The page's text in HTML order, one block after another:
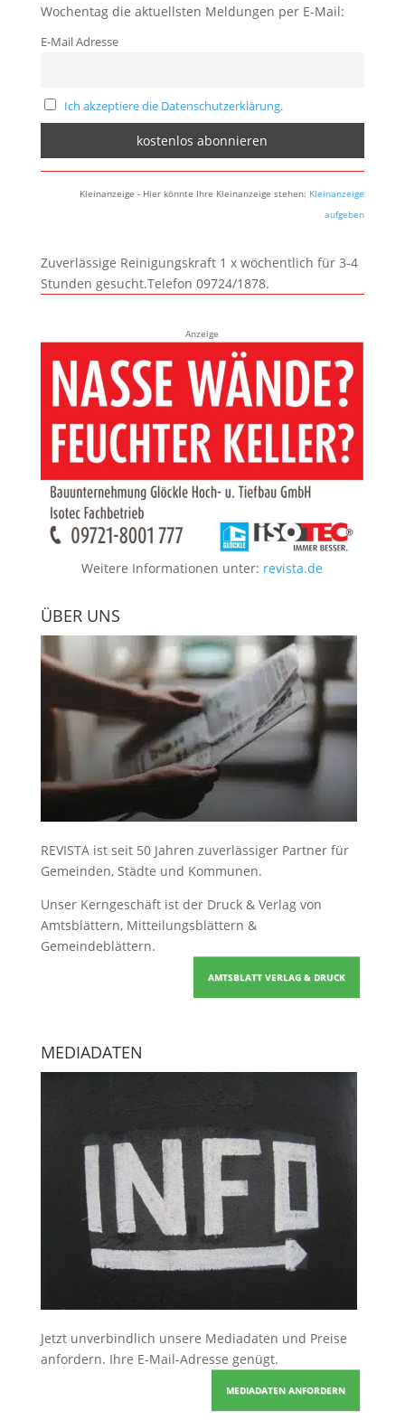
Wochentag die aktuellsten Meldungen per E-Mail:
E-Mail Adresse
Ich akzeptiere die Datenschutzerklärung.
Kleinanzeige - Hier könnte Ihre Kleinanzeige stehen: Kleinanzeige
aufgeben
Zuverlässige Reinigungskraft 1 x wöchentlich für 3-4
Stunden gesucht.Telefon 09724/1878.
Anzeige
Weitere Informationen unter: revista.de
ÜBER UNS
REVISTA ist seit 50 Jahren zuverlässiger Partner für
Gemeinden, Städte und Kommunen.
Unser Kerngeschäft ist der Druck & Verlag von
Amtsblättern, Mitteilungsblättern &
Gemeindeblättern.
AMTSBLATT VERLAG & DRUCK
MEDIADATEN
Jetzt unverbindlich unsere Mediadaten und Preise
anfordern. Ihre E-Mail-Adresse genügt.
MEDIADATEN ANFORDERN